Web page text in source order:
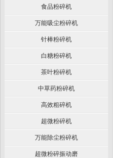
食品粉碎机
万能吸尘粉碎机
针棒粉碎机
白糖粉碎机
茶叶粉碎机
中草药粉碎机
高效粗碎机
超微粉碎机
万能除尘粉碎机
超微粉碎振动磨